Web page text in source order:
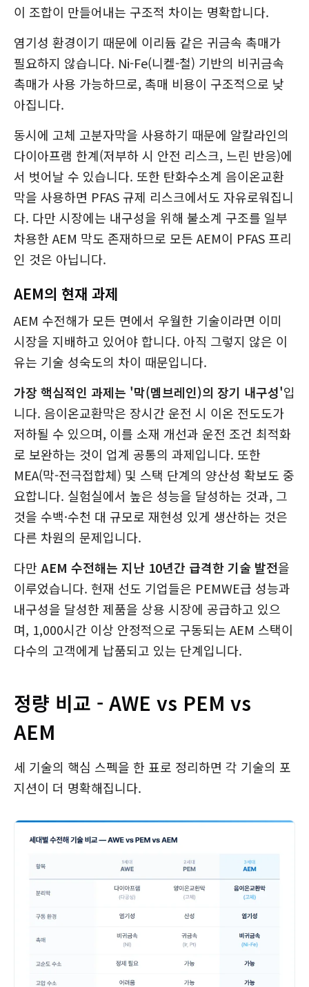
이 조합이 만들어내는 구조적 차이는 명확합니다.
염기성 환경이기 때문에 이리듐 같은 귀금속 촉매가
필요하지 않습니다. Ni-Fe(니켈-철) 기반의 비귀금속
촉매가 사용 가능하므로, 촉매 비용이 구조적으로 낮
아집니다.
동시에 고체 고분자막을 사용하기 때문에 알칼라인의
다이아프램 한계(저부하 시 안전 리스크, 느린 반응)에
서 벗어날 수 있습니다. 또한 탄화수소계 음이온교환
막을 사용하면 PFAS 규제 리스크에서도 자유로워집니
다. 다만 시장에는 내구성을 위해 불소계 구조를 일부
차용한 AEM 막도 존재하므로 모든 AEM이 PFAS 프리
인 것은 아닙니다.
AEM의 현재 과제
AEM 수전해가 모든 면에서 우월한 기술이라면 이미
시장을 지배하고 있어야 합니다. 아직 그렇지 않은 이
유는 기술 성숙도의 차이 때문입니다.
가장 핵심적인 과제는 '막(멤브레인)의 장기 내구성'입
니다. 음이온교환막은 장시간 운전 시 이온 전도도가
저하될 수 있으며, 이를 소재 개선과 운전 조건 최적화
로 보완하는 것이 업계 공통의 과제입니다. 또한
MEA(막-전극접합체) 및 스택 단계의 양산성 확보도 중
요합니다. 실험실에서 높은 성능을 달성하는 것과, 그
것을 수백·수천 대 규모로 재현성 있게 생산하는 것은
다른 차원의 문제입니다.
다만 AEM 수전해는 지난 10년간 급격한 기술 발전을
이루었습니다. 현재 선도 기업들은 PEMWE급 성능과
내구성을 달성한 제품을 상용 시장에 공급하고 있으
며, 1,000시간 이상 안정적으로 구동되는 AEM 스택이
다수의 고객에게 납품되고 있는 단계입니다.
정량 비교 - AWE vs PEM vs
AEM
세 기술의 핵심 스펙을 한 표로 정리하면 각 기술의 포
지션이 더 명확해집니다.